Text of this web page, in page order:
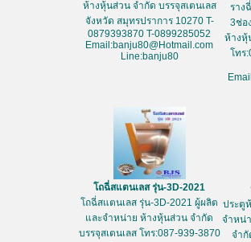
ห้างหุ้นส่วน จำกัด บรรจุสเตนเลส
จังหวัด สมุทรปราการ 10270 T-
0879393870 T-0899285052
Email:banju80@Hotmail.com
Line:banju80
ราง
3ช่อ
ห้างหุ้
โทร
โถฉี่สแตนเลส รุ่น-3D-2021
โถฉี่สแตนเลส รุ่น-3D-2021 ผู้ผลิต
และจำหน่าย ห้างหุ้นส่วน จำกัด
บรรจุสเตนเลส โทร:087-939-3870
ประตู
จำหน่
จำกั